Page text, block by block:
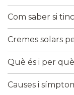
Com saber si
Cremes solars
Què és i per
Causes i